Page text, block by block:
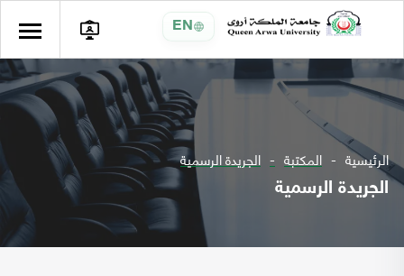
EN
الرئيسية المكتبة الجريدة الرسمية
الجريدة الرسمية